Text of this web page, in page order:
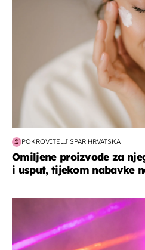
POKROVITELJ SPAR HRVATSKA
Omiljene proizvode za
i usput, tijekom nabavke